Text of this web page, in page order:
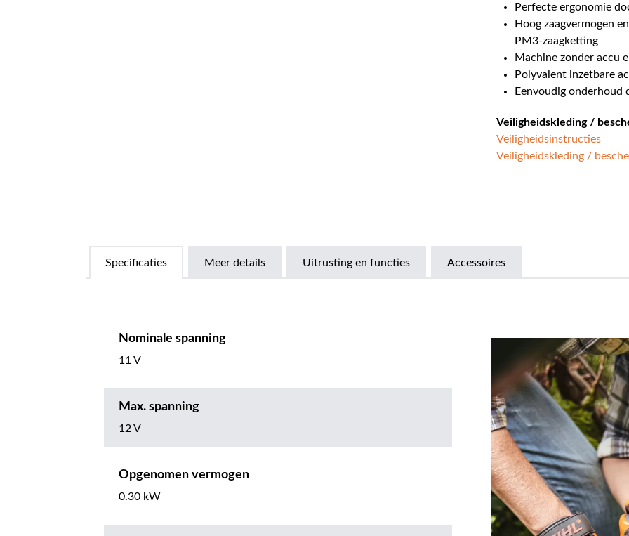
Perfecte ergonomie
Hoog zaagvermogen
PM3-zaagketting
Machine zonder accu
Polyvalent inzetbare
Eenvoudig onderhoud
Veiligheidskleding /
Veiligheidsinstructies
Veiligheidskleding /
Specificaties Meer details Uitrusting en functies Accessoires
Nominale spanning
11 V
Max. spanning
12 V
Opgenomen vermogen
0.30 kW